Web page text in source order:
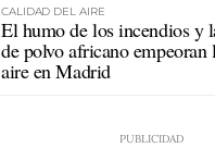
CALIDAD DEL AIRE
El humo de los incendios y
de polvo africano empeoran
aire en Madrid